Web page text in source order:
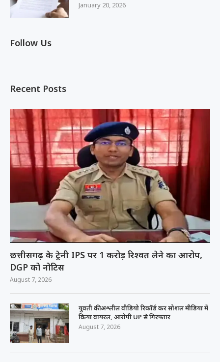
January 20, 2026
Follow Us
Recent Posts
छत्तीसगढ़ के ट्रेनी IPS पर 1 करोड़ रिश्वत लेने का आरोप,
DGP को नोटिस
August 7, 2026
युवती की अश्लील वीडियो रिकॉर्ड कर सोशल मीडिया में
किया वायरल, आरोपी UP से गिरफ्तार
August 7, 2026